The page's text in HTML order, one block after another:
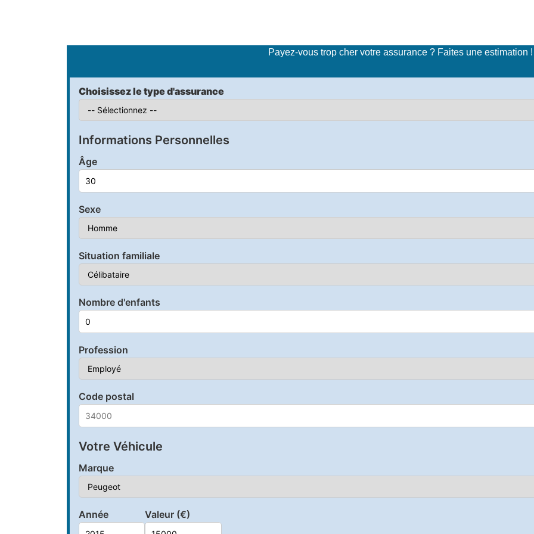
Payez-vous trop cher votre assurance ? Faites une estimation !
Choisissez le type d'assurance
Informations Personnelles
Âge
Sexe
Situation familiale
Nombre d'enfants
Profession
Code postal
Votre Véhicule
Marque
Année Valeur (€)